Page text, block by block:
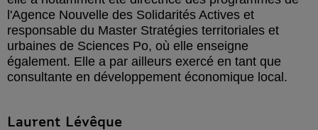
l'Agence Nouvelle des Solidarités Actives et
responsable du Master Stratégies territoriales et
urbaines de Sciences Po, où elle enseigne
également. Elle a par ailleurs exercé en tant que
consultante en développement économique local.
Laurent Lévêque